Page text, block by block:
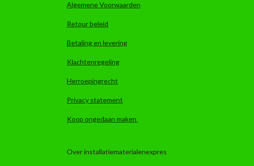
Algemene Voorwaarden
Retour beleid
Betaling en levering
Klachtenregeling
Herroepingrecht
Privacy statement
Koop ongedaan maken
Over installatiematerialenexpres